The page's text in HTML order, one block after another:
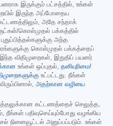
இருக்கும் பட்சத்தில், உங்கள்
இருந்த அப்போதைய
அதே சந்தாக்
கொள்முதல் பக்கத்தில்
புதுப்பித்தல்களுக்கு அந்த
கொள்முதல் பக்கத்தைப்
விதிமுறைகள், இறுதிப் பயனர்
உங்கள் ஒப்புதல், தனியுரிமை/
உட்பட்டது. நீங்கள்
அதற்கான வழியை
கட்டணத்தைச் செலுத்த,
பதிவுசெய்யும்போது வழங்கிய
நினைவூட்டல் அனுப்பப்படும். உங்கள்